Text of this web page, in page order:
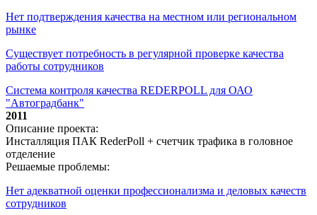
Нет подтверждения качества на местном или региональном
рынке
Существует потребность в регулярной проверке качества
работы сотрудников
Система контроля качества REDERPOLL для ОАО
"Автоградбанк"
2011
Описание проекта:
Инсталляция ПАК RederPoll + счетчик трафика в головное
отделение
Решаемые проблемы:
Нет адекватной оценки профессионализма и деловых качеств
сотрудников